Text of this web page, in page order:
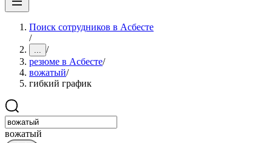
Поиск сотрудников в Асбесте
/
... /
резюме в Асбесте/
вожатый/
гибкий график
вожатый